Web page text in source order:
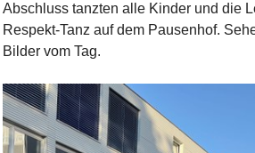
Abschluss tanzten alle Kinder und die
Respekt-Tanz auf dem Pausenhof.
Bilder vom Tag.